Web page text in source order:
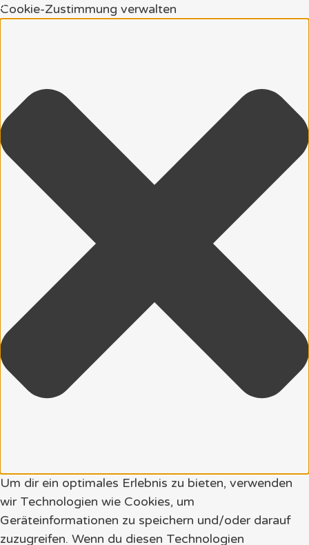
Cookie-Zustimmung verwalten
Um dir ein optimales Erlebnis zu bieten, verwenden
wir Technologien wie Cookies, um
Geräteinformationen zu speichern und/oder darauf
zuzugreifen. Wenn du diesen Technologien